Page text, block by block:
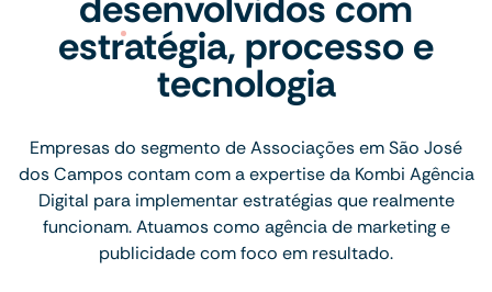
estratégia, processo e
tecnologia
Empresas do segmento de Associações em São José
dos Campos contam com a expertise da Kombi Agência
Digital para implementar estratégias que realmente
funcionam. Atuamos como agência de marketing e
publicidade com foco em resultado.